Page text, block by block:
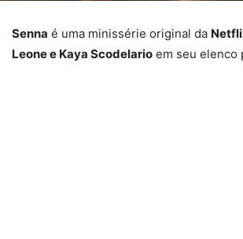
Senna é uma minissérie original da
Leone e Kaya Scodelario em seu elenco